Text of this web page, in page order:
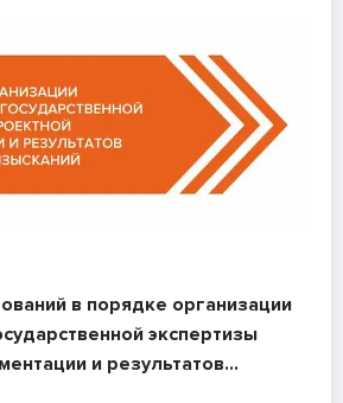
в порядке организации
экспертизы
и результатов